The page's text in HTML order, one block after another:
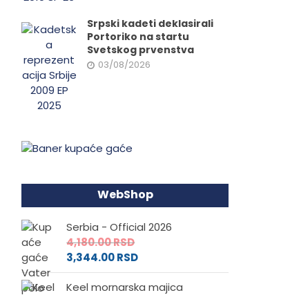
Srpski kadeti deklasirali
Portoriko na startu
Svetskog prvenstva
03/08/2026
WebShop
Serbia - Official 2026
4,180.00RSD
3,344.00RSD
Keel mornarska majica